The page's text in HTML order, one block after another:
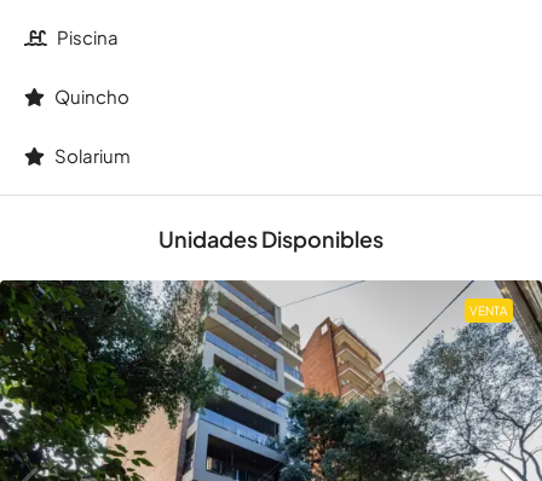
Piscina
Quincho
Solarium
Unidades Disponibles
VENTA